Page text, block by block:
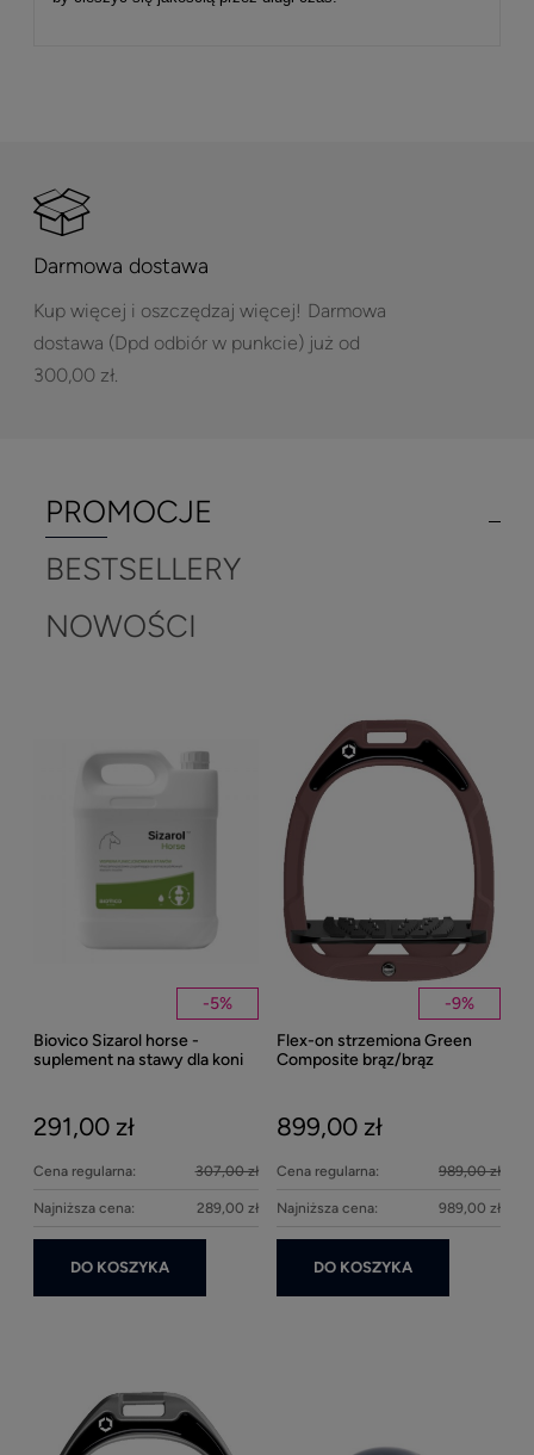
Darmowa dostawa
Kup więcej i oszczędzaj więcej! Darmowa
dostawa (Dpd odbiór w punkcie) już od
300,00 zł.
PROMOCJE
NOWOŚCI
BESTSELLERY
-5%
Biovico Sizarol horse -
suplement na stawy dla koni
291,00 zł
Cena regularna: 307,00 zł
Najniższa cena: 289,00 zł
DO KOSZYKA
-9%
Flex-on strzemiona Green
Composite brąz/brąz
899,00 zł
Cena regularna: 989,00 zł
Najniższa cena: 989,00 zł
DO KOSZYKA